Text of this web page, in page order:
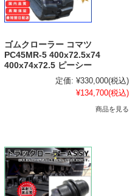
ゴムクローラー コマツ
PC45MR-5 400x72.5x74
400x74x72.5 ピーシー
定価: ¥330,000(税込)
¥134,700(税込)
商品を見る